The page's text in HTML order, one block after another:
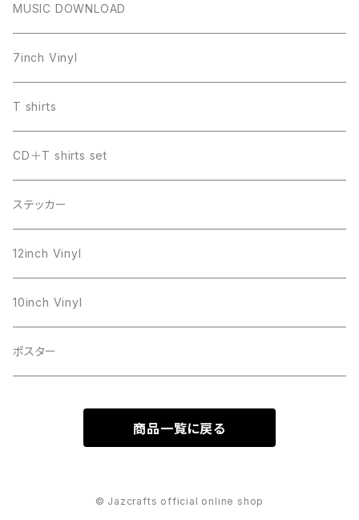
MUSIC DOWNLOAD
7inch Vinyl
T shirts
CD＋T shirts set
ステッカー
12inch Vinyl
10inch Vinyl
ポスター
商品一覧に戻る
© Jazcrafts official online shop